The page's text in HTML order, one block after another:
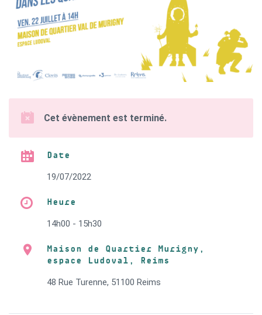
Cet évènement est terminé.
Date
19/07/2022
Heure
14h00 - 15h30
Maison de Quartier Murigny,
espace Ludoval, Reims
48 Rue Turenne, 51100 Reims